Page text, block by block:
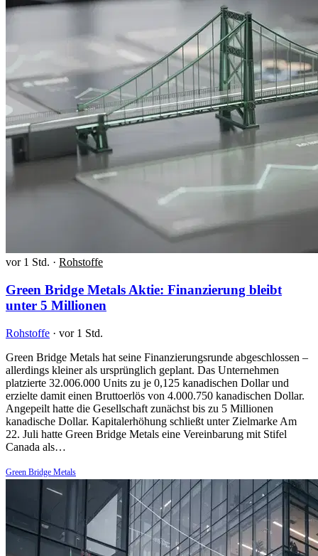
vor 1 Std. · Rohstoffe
Green Bridge Metals Aktie: Finanzierung bleibt
unter 5 Millionen
Rohstoffe · vor 1 Std.
Green Bridge Metals hat seine Finanzierungsrunde abgeschlossen –
allerdings kleiner als ursprünglich geplant. Das Unternehmen
platzierte 32.006.000 Units zu je 0,125 kanadischen Dollar und
erzielte damit einen Bruttoerlös von 4.000.750 kanadischen Dollar.
Angepeilt hatte die Gesellschaft zunächst bis zu 5 Millionen
kanadische Dollar. Kapitalerhöhung schließt unter Zielmarke Am
22. Juli hatte Green Bridge Metals eine Vereinbarung mit Stifel
Canada als…
Green Bridge Metals